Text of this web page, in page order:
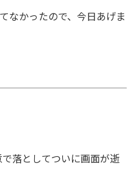
なかったので、今日あげま
落としてついに画面が逝